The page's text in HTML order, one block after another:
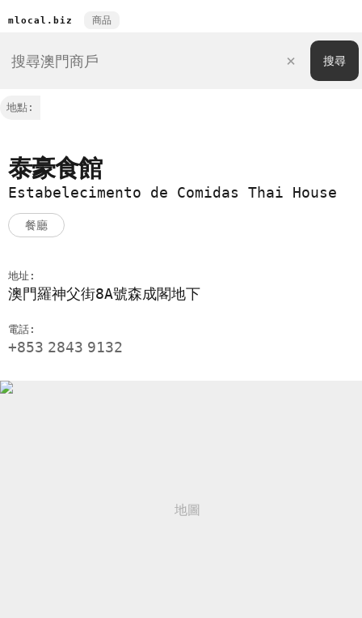
mlocal.biz 商品
地點:
泰豪食館
Estabelecimento de Comidas Thai House
餐廳
地址:
澳門羅神父街8A號森成閣地下
電話:
+853 2843 9132